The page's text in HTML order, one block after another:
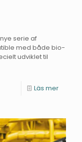
nye serie af
med både bio-
udviklet til
Läs mer